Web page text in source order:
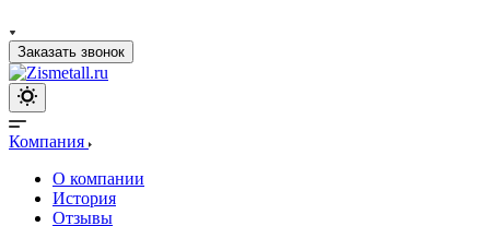
Заказать звонок
Компания
О компании
История
Отзывы